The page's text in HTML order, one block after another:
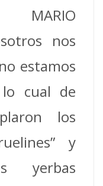
MARIO
nos
estamos
lo cual de
los
y
yerbas